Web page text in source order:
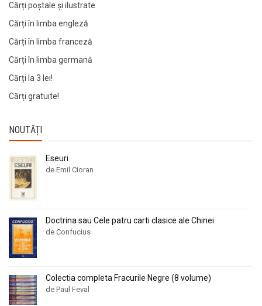
Cărți poștale și ilustrate
Cărți în limba engleză
Cărți în limba franceză
Cărți în limba germană
Cărți la 3 lei!
Cărți gratuite!
NOUTĂȚI
Eseuri
de Emil Cioran
Doctrina sau Cele patru carti clasice ale Chinei
de Confucius
Colectia completa Fracurile Negre (8 volume)
de Paul Feval